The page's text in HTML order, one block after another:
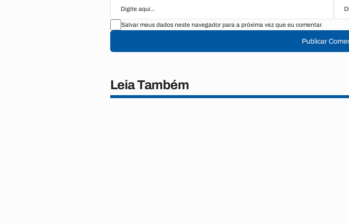
Salvar meus dados neste navegador para a próxima vez que eu comentar.
Publicar
Leia Também